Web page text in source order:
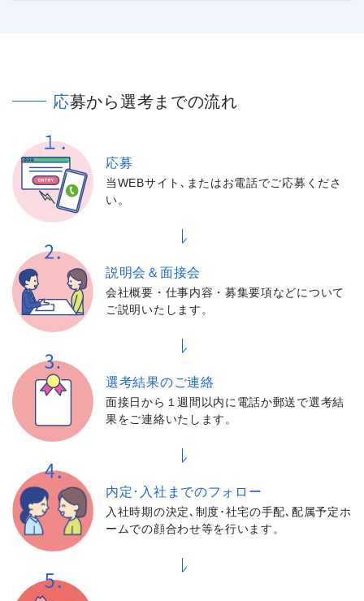
応募から選考までの流れ
応募
当WEBサイト､またはお電話でご応募くださ
い。
説明会＆面接会
会社概要・仕事内容・募集要項などについて
ご説明いたします。
選考結果のご連絡
面接日から１週間以内に電話か郵送で選考結
果をご連絡いたします。
内定･入社までのフォロー
入社時期の決定､制度･社宅の手配､配属予定ホ
ームでの顔合わせ等を行います。